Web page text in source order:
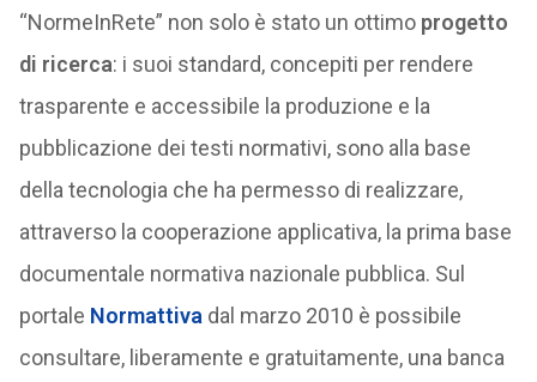
“NormeInRete” non solo è stato un ottimo progetto
di ricerca: i suoi standard, concepiti per rendere
trasparente e accessibile la produzione e la
pubblicazione dei testi normativi, sono alla base
della tecnologia che ha permesso di realizzare,
attraverso la cooperazione applicativa, la prima base
documentale normativa nazionale pubblica. Sul
portale Normattiva dal marzo 2010 è possibile
consultare, liberamente e gratuitamente, una banca